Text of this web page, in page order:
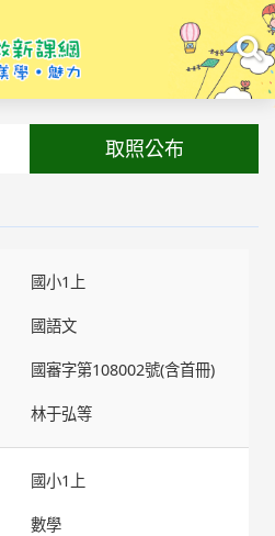
取照公布
國小1上
國語文
國審字第108002號(含首冊)
林于弘等
國小1上
數學